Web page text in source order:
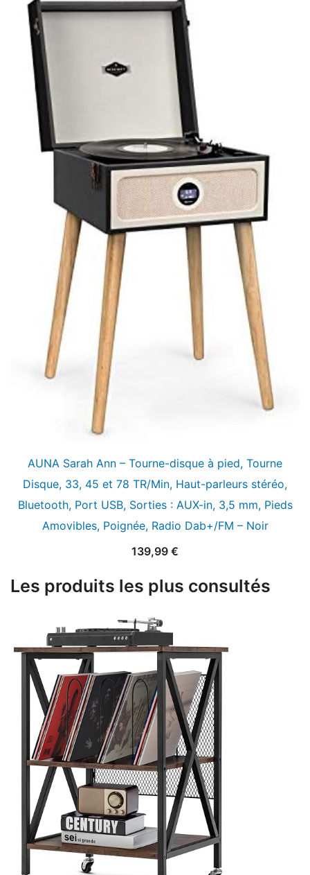
AUNA Sarah Ann – Tourne-disque à pied, Tourne
Disque, 33, 45 et 78 TR/Min, Haut-parleurs stéréo,
Bluetooth, Port USB, Sorties : AUX-in, 3,5 mm, Pieds
Amovibles, Poignée, Radio Dab+/FM – Noir
139,99 €
Les produits les plus consultés